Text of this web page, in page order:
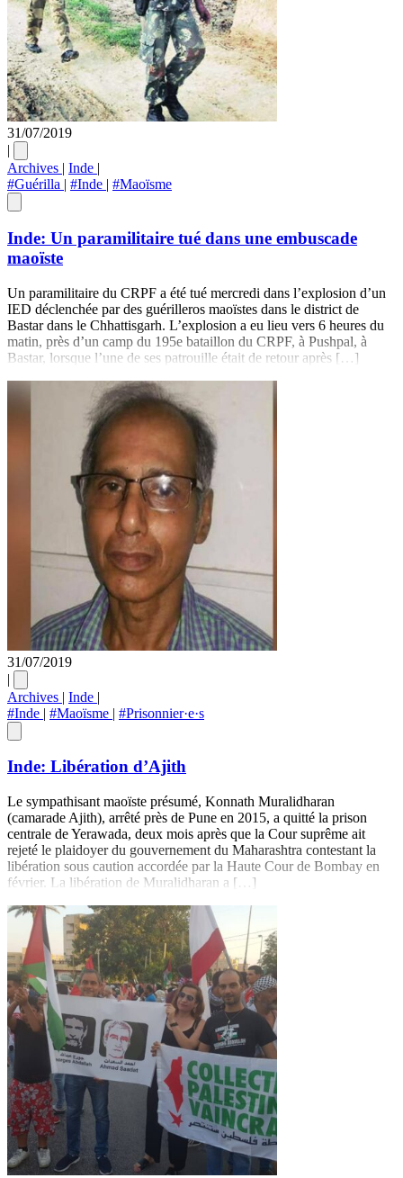
31/07/2019
|
Archives | Inde |
#Guérilla | #Inde | #Maoïsme
Inde: Un paramilitaire tué dans une embuscade
maoïste
Un paramilitaire du CRPF a été tué mercredi dans l’explosion d’un
IED déclenchée par des guérilleros maoïstes dans le district de
Bastar dans le Chhattisgarh. L’explosion a eu lieu vers 6 heures du
matin, près d’un camp du 195e bataillon du CRPF, à Pushpal, à
Bastar, lorsque l’une de ses patrouille était de retour après […]
31/07/2019
|
Archives | Inde |
#Inde | #Maoïsme | #Prisonnier·e·s
Inde: Libération d’Ajith
Le sympathisant maoïste présumé, Konnath Muralidharan
(camarade Ajith), arrêté près de Pune en 2015, a quitté la prison
centrale de Yerawada, deux mois après que la Cour suprême ait
rejeté le plaidoyer du gouvernement du Maharashtra contestant la
libération sous caution accordée par la Haute Cour de Bombay en
février. La libération de Muralidharan a […]